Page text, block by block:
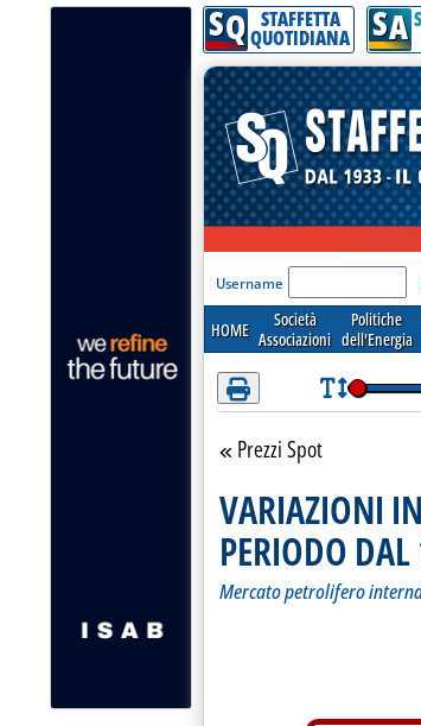
Attenzione! Esegui l'accesso per lèggere
SQ STAFFETTA
QUOTIDIANA SA
'Modulo Login
Username
HOME
Società
Associazioni
Politiche
dell'Energia
Torna alla sezione
Prezzi Spot
VARIAZIONI
PERIODO
Mercato petrolifero